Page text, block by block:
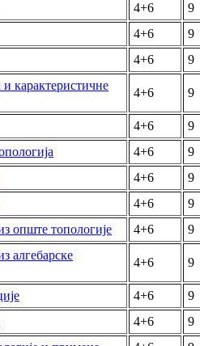
4+6
9
4+6
9
4+6 9
и карактеристичне
4+6 9
4+6
9
4+6
9
4+6
9
4+6
9
опште топологије 4+6 9
алгебарске
4+6 9
4+6
9
4+6
9